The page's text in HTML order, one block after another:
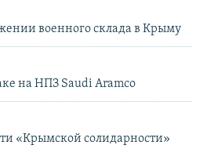
военного склада в Крыму
на НПЗ Saudi Aramco
«Крымской солидарности»